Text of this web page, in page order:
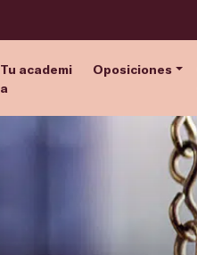
Tu academi
a
Oposiciones